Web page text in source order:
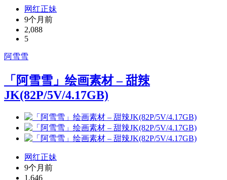
网红正妹
9个月前
2,088
5
阿雪雪
「阿雪雪」绘画素材 – 甜辣
JK(82P/5V/4.17GB)
网红正妹
9个月前
1,646